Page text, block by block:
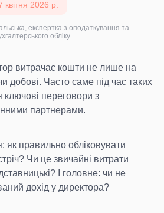
квітня 2026 р.
експертка з оподаткування та
обліку
витрачає кошти не лише на
добові. Часто саме під час таких
ключові переговори з
партнерами.
як правильно обліковувати
Чи це звичайні витрати
І головне: чи не
дохід у директора?